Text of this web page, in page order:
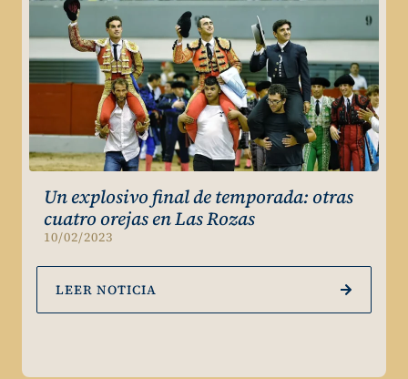
Un explosivo final de temporada: otras
cuatro orejas en Las Rozas
10/02/2023
LEER NOTICIA